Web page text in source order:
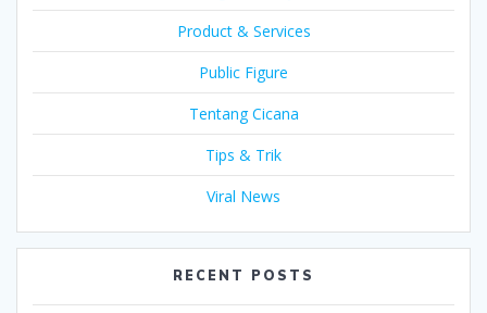
Product & Services
Public Figure
Tentang Cicana
Tips & Trik
Viral News
RECENT POSTS